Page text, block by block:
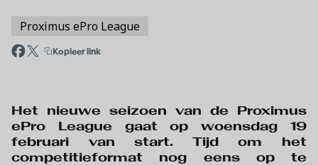
Proximus ePro League
Kopieer link
Het nieuwe seizoen van de Proximus
ePro League gaat op woensdag 19
februari van start. Tijd om het
competitieformat nog eens op te